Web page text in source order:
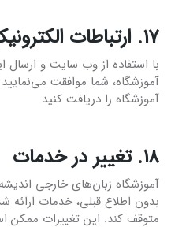
۱۷. ارتباطات الکترونیکی
با استفاده از وب سایت و ارسال
آموزشگاه، شما موافقت
آموزشگاه را دریافت کنید.
۱۸. تغییر در خدمات
آموزشگاه زبان‌های خارجی
بدون اطلاع قبلی، خدمات ارائه
متوقف کند. این تغییرات